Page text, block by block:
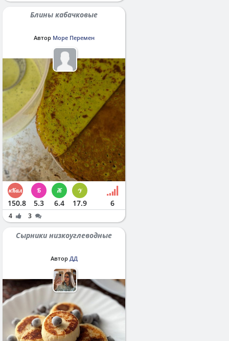
Блины кабачковые
Автор Море Перемен
150.8 5.3 6.4 17.9 6
4 3
Сырники низкоуглеводные
Автор ДД